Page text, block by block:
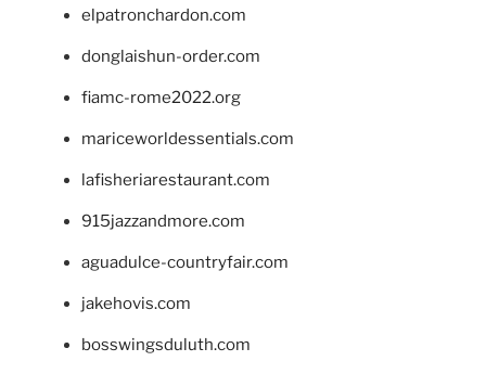
elpatronchardon.com
donglaishun-order.com
fiamc-rome2022.org
mariceworldessentials.com
lafisheriarestaurant.com
915jazzandmore.com
aguadulce-countryfair.com
jakehovis.com
bosswingsduluth.com